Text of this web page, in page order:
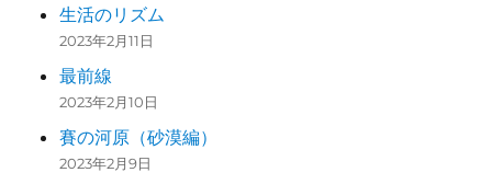
生活のリズム
2023年2月11日
最前線
2023年2月10日
賽の河原（砂漠編）
2023年2月9日